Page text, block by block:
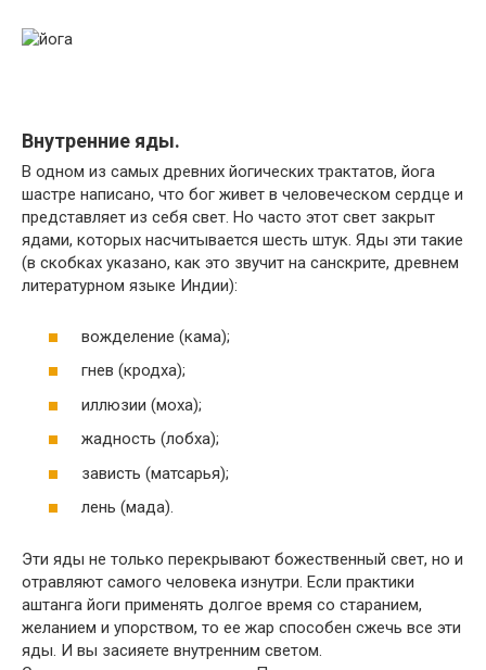
Внутренние яды.
В одном из самых древних йогических трактатов, йога
шастре написано, что бог живет в человеческом сердце и
представляет из себя свет. Но часто этот свет закрыт
ядами, которых насчитывается шесть штук. Яды эти такие
(в скобках указано, как это звучит на санскрите, древнем
литературном языке Индии):
вожделение (кама);
гнев (кродха);
иллюзии (моха);
жадность (лобха);
зависть (матсарья);
лень (мада).
Эти яды не только перекрывают божественный свет, но и
отравляют самого человека изнутри. Если практики
аштанга йоги применять долгое время со старанием,
желанием и упорством, то ее жар способен сжечь все эти
яды. И вы засияете внутренним светом.